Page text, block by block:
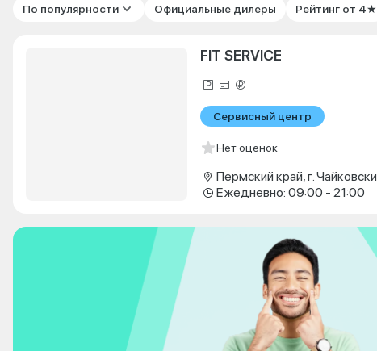
По популярности Официальные дилеры Рейтинг от 4★
FIT SERVICE
Сервисный центр
Нет оценок
Ежедневно: 09:00 - 21:00